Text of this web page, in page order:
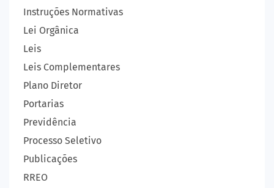
Instruções Normativas
Lei Orgânica
Leis
Leis Complementares
Plano Diretor
Portarias
Previdência
Processo Seletivo
Publicações
RREO